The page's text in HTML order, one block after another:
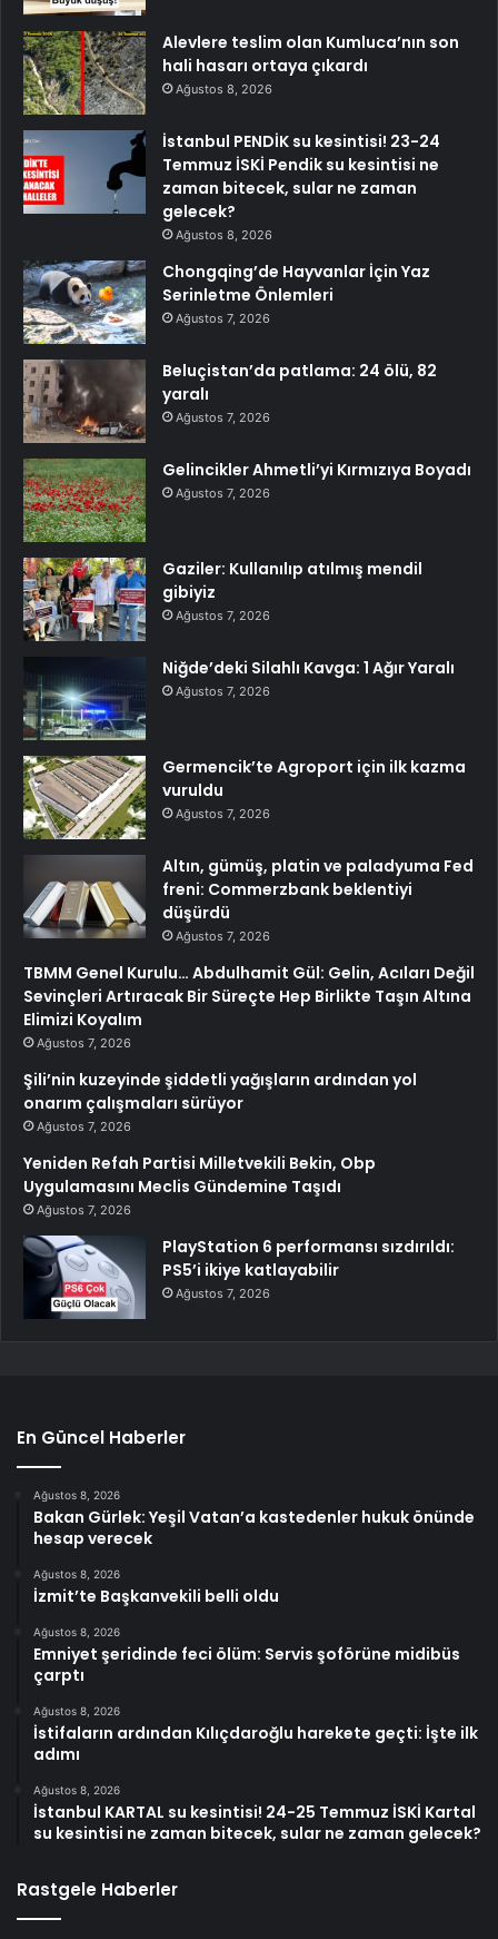
Alevlere teslim olan Kumluca’nın son
hali hasarı ortaya çıkardı
Ağustos 8, 2026
İstanbul PENDİK su kesintisi! 23-24
Temmuz İSKİ Pendik su kesintisi ne
zaman bitecek, sular ne zaman
gelecek?
Ağustos 8, 2026
Chongqing’de Hayvanlar İçin Yaz
Serinletme Önlemleri
Ağustos 7, 2026
Beluçistan’da patlama: 24 ölü, 82
yaralı
Ağustos 7, 2026
Gelincikler Ahmetli’yi Kırmızıya Boyadı
Ağustos 7, 2026
Gaziler: Kullanılıp atılmış mendil
gibiyiz
Ağustos 7, 2026
Niğde’deki Silahlı Kavga: 1 Ağır Yaralı
Ağustos 7, 2026
Germencik’te Agroport için ilk kazma
vuruldu
Ağustos 7, 2026
Altın, gümüş, platin ve paladyuma Fed
freni: Commerzbank beklentiyi
düşürdü
Ağustos 7, 2026
TBMM Genel Kurulu… Abdulhamit Gül: Gelin, Acıları Değil
Sevinçleri Artıracak Bir Süreçte Hep Birlikte Taşın Altına
Elimizi Koyalım
Ağustos 7, 2026
Şili’nin kuzeyinde şiddetli yağışların ardından yol
onarım çalışmaları sürüyor
Ağustos 7, 2026
Yeniden Refah Partisi Milletvekili Bekin, Obp
Uygulamasını Meclis Gündemine Taşıdı
Ağustos 7, 2026
PlayStation 6 performansı sızdırıldı:
PS5’i ikiye katlayabilir
Ağustos 7, 2026
En Güncel Haberler
Ağustos 8, 2026
Bakan Gürlek: Yeşil Vatan’a kastedenler hukuk önünde
hesap verecek
Ağustos 8, 2026
İzmit’te Başkanvekili belli oldu
Ağustos 8, 2026
Emniyet şeridinde feci ölüm: Servis şoförüne midibüs
çarptı
Ağustos 8, 2026
İstifaların ardından Kılıçdaroğlu harekete geçti: İşte ilk
adımı
Ağustos 8, 2026
İstanbul KARTAL su kesintisi! 24-25 Temmuz İSKİ Kartal
su kesintisi ne zaman bitecek, sular ne zaman gelecek?
Rastgele Haberler